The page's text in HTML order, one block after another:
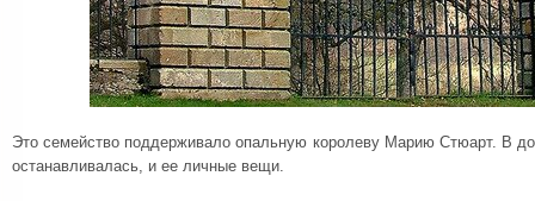
Это семейство поддерживало опальную королеву Марию Стюарт. В
останавливалась, и ее личные вещи.